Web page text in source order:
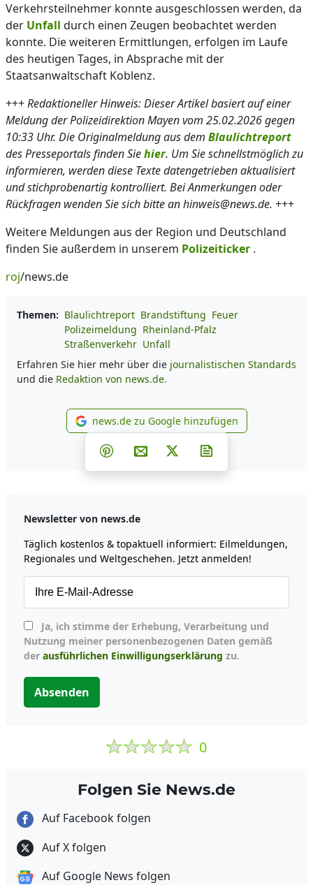
Verkehrsteilnehmer konnte ausgeschlossen werden, da
der Unfall durch einen Zeugen beobachtet werden
konnte. Die weiteren Ermittlungen, erfolgen im Laufe
des heutigen Tages, in Absprache mit der
Staatsanwaltschaft Koblenz.
+++Redaktioneller Hinweis: Dieser Artikel basiert auf einer
Meldung der Polizeidirektion Mayen vom 25.02.2026 gegen
10:33 Uhr. Die Originalmeldung aus dem Blaulichtreport
des Presseportals finden Siehier. Um Sie schnellstmöglich zu
informieren, werden diese Texte datengetrieben aktualisiert
und stichprobenartig kontrolliert. Bei Anmerkungen oder
Rückfragen wenden Sie sich bitte an hinweis@news.de. +++
Weitere Meldungen aus der Region und Deutschland
finden Sie außerdem in unserem Polizeiticker .
roj/news.de
Themen: Blaulichtreport Brandstiftung Feuer
Polizeimeldung Rheinland-Pfalz
Straßenverkehr Unfall
Erfahren Sie hier mehr über die journalistischen Standards
und die Redaktion von news.de.
news.de zu Google
news.de zu Google hinzufügen
Teilen auf Facebook
Teilen auf Whatsapp
Teilen auf Telegram
Teilen auf Pinterest
Per E-Mail teilen
Post auf X
Newsletter von news.de
Täglich kostenlos & topaktuell informiert: Eilmeldungen,
Regionales und Weltgeschehen. Jetzt anmelden!
Nutzung meiner personenbezogenen Daten gemäß
der ausführlichen Einwilligungserklärung zu.
Absenden
0
Folgen Sie News.de
Auf Facebook folgen
Auf X folgen
Auf Google News folgen